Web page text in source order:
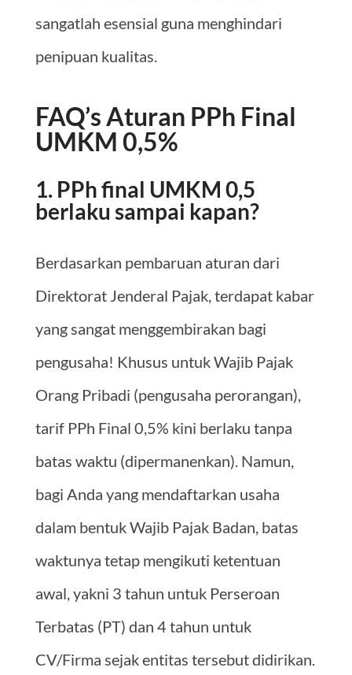
sangatlah esensial guna menghindari
penipuan kualitas.
FAQ’s Aturan PPh Final
UMKM 0,5%
1. PPh final UMKM 0,5
berlaku sampai kapan?
Berdasarkan pembaruan aturan dari
Direktorat Jenderal Pajak, terdapat kabar
yang sangat menggembirakan bagi
pengusaha! Khusus untuk Wajib Pajak
Orang Pribadi (pengusaha perorangan),
tarif PPh Final 0,5% kini berlaku tanpa
batas waktu (dipermanenkan). Namun,
bagi Anda yang mendaftarkan usaha
dalam bentuk Wajib Pajak Badan, batas
waktunya tetap mengikuti ketentuan
awal, yakni 3 tahun untuk Perseroan
Terbatas (PT) dan 4 tahun untuk
CV/Firma sejak entitas tersebut didirikan.